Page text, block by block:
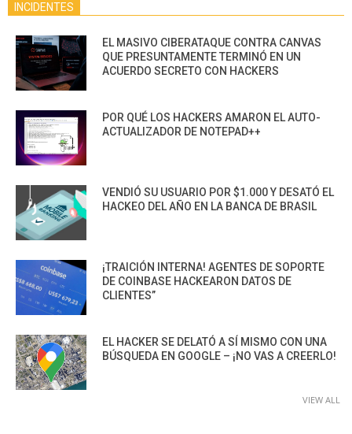
INCIDENTES
EL MASIVO CIBERATAQUE CONTRA CANVAS
QUE PRESUNTAMENTE TERMINÓ EN UN
ACUERDO SECRETO CON HACKERS
POR QUÉ LOS HACKERS AMARON EL AUTO-
ACTUALIZADOR DE NOTEPAD++
VENDIÓ SU USUARIO POR $1.000 Y DESATÓ EL
HACKEO DEL AÑO EN LA BANCA DE BRASIL
¡TRAICIÓN INTERNA! AGENTES DE SOPORTE
DE COINBASE HACKEARON DATOS DE
CLIENTES”
EL HACKER SE DELATÓ A SÍ MISMO CON UNA
BÚSQUEDA EN GOOGLE – ¡NO VAS A CREERLO!
VIEW ALL